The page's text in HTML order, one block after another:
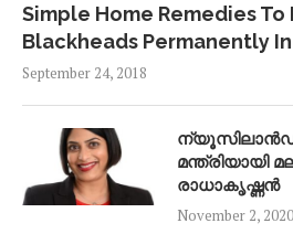
Simple Home Remedies To
Blackheads Permanently
September 24, 2018
മന്ത്രിയായി
രാധാകൃഷ്ണൻ
November 2, 2020